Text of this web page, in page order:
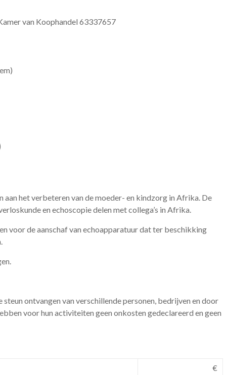
van Koophandel 63337657
het verbeteren van de moeder- en kindzorg in Afrika. De
en echoscopie delen met collega’s in Afrika.
voor de aanschaf van echoapparatuur dat ter beschikking
ontvangen van verschillende personen, bedrijven en door
voor hun activiteiten geen onkosten gedeclareerd en geen
€